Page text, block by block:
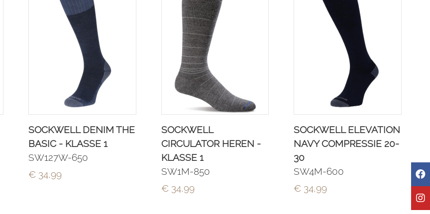
SOCKWELL DENIM THE
BASIC - KLASSE 1
SW127W-650
€ 34,99
SOCKWELL
CIRCULATOR HEREN -
KLASSE 1
SW1M-850
€ 34,99
SOCKWELL ELEVATION
NAVY COMPRESSIE 20-
30
SW4M-600
€ 34,99